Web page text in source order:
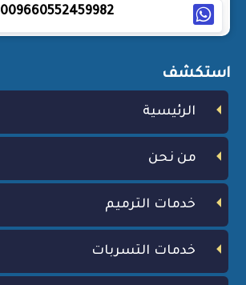
009660552459982
استكشف
الرئيسية
من نحن
خدمات الترميم
خدمات التسربات